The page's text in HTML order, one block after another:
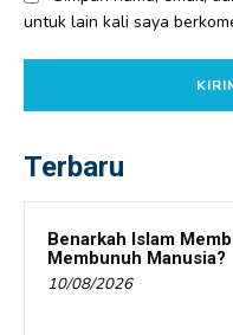
untuk lain kali saya
Terbaru
Benarkah Islam
Membunuh Manusia?
10/08/2026